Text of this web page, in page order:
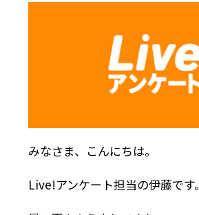
みなさま、こんにちは。
Live!アンケート担当の伊藤です。